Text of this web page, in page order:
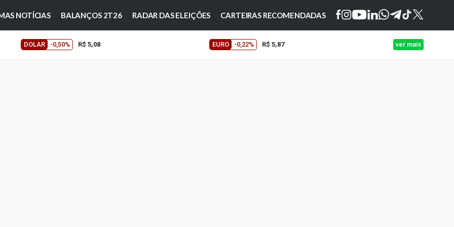
NOTÍCIAS BALANÇOS 2T26 RADAR DAS ELEIÇÕES CARTEIRAS RECOMENDADAS
DOLAR -0,50% R$ 5,08 EURO -0,22% R$ 5,87 ver mais